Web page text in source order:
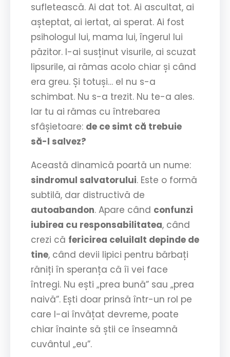
sufletească. Ai dat tot. Ai ascultat, ai
așteptat, ai iertat, ai sperat. Ai fost
psihologul lui, mama lui, îngerul lui
păzitor. I-ai susținut visurile, ai scuzat
lipsurile, ai rămas acolo chiar și când
era greu. Și totuși… el nu s-a
schimbat. Nu s-a trezit. Nu te-a ales.
Iar tu ai rămas cu întrebarea
sfâșietoare: de ce simt că trebuie
să-l salvez?
Această dinamică poartă un nume:
sindromul salvatorului. Este o formă
subtilă, dar distructivă de
autoabandon. Apare când confunzi
iubirea cu responsabilitatea, când
crezi că fericirea celuilalt depinde de
tine, când devii lipici pentru bărbați
răniți în speranța că îi vei face
întregi. Nu ești „prea bună” sau „prea
naivă”. Ești doar prinsă într-un rol pe
care l-ai învățat devreme, poate
chiar înainte să știi ce înseamnă
cuvântul „eu”.